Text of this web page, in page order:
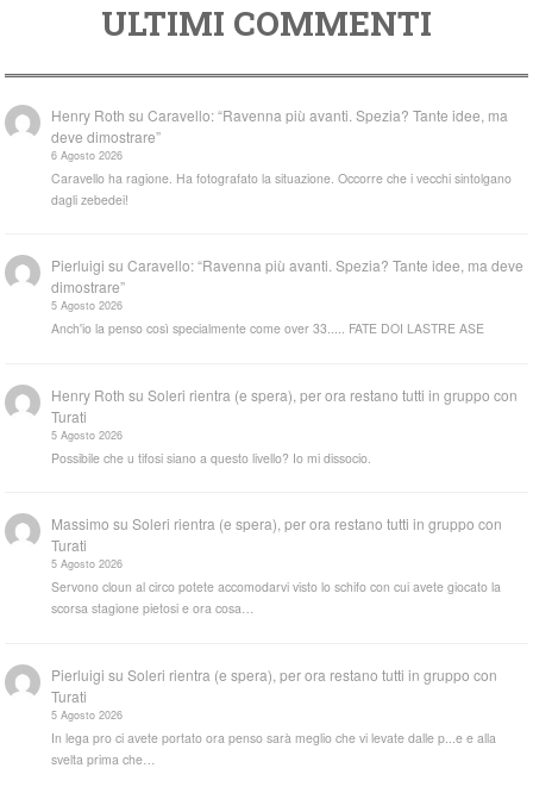
ULTIMI COMMENTI
Henry Roth suCaravello: “Ravenna più avanti. Spezia? Tante idee, ma
deve dimostrare”
6 Agosto 2026
Caravello ha ragione. Ha fotografato la situazione. Occorre che i vecchi sintolgano
dagli zebedei!
Pierluigi suCaravello: “Ravenna più avanti. Spezia? Tante idee, ma deve
dimostrare”
5 Agosto 2026
Anch'io la penso così specialmente come over 33..... FATE DOI LASTRE ASE
Henry Roth suSoleri rientra (e spera), per ora restano tutti in gruppo con
Turati
5 Agosto 2026
Possibile che u tifosi siano a questo livello? Io mi dissocio.
Massimo suSoleri rientra (e spera), per ora restano tutti in gruppo con
Turati
5 Agosto 2026
Servono cloun al circo potete accomodarvi visto lo schifo con cui avete giocato la
scorsa stagione pietosi e ora cosa…
Pierluigi suSoleri rientra (e spera), per ora restano tutti in gruppo con
Turati
5 Agosto 2026
In lega pro ci avete portato ora penso sarà meglio che vi levate dalle p...e e alla
svelta prima che…